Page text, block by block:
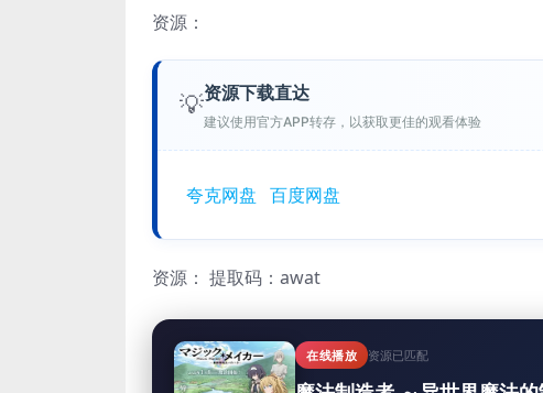
资源：
💡资源下载直达
建议使用官方APP转存，以获取更佳的观看体验
夸克网盘 百度网盘
资源： 提取码：awat
在线播放 资源已匹配